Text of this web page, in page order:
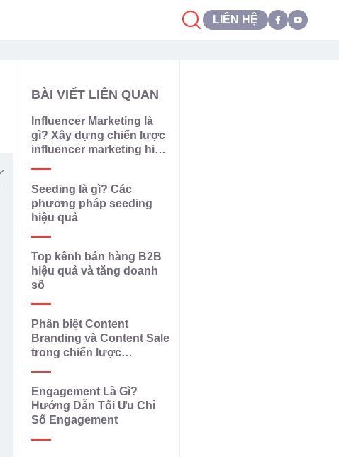
LIÊN HỆ
BÀI VIẾT LIÊN QUAN
Influencer Marketing là
gì? Xây dựng chiến lược
influencer marketing hiệu
Seeding là gì? Các
phương pháp seeding
hiệu quả
Top kênh bán hàng B2B
hiệu quả và tăng doanh
số
Phân biệt Content
Branding và Content Sale
trong chiến lược
Engagement Là Gì?
Hướng Dẫn Tối Ưu Chỉ
Số Engagement